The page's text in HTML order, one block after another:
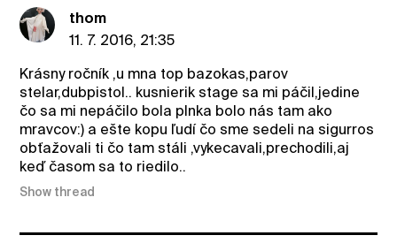
thom
11. 7. 2016, 21:35
Krásny ročník ,u mna top bazokas,parov
stelar,dubpistol.. kusnierik stage sa mi páčil,jedine
čo sa mi nepáčilo bola plnka bolo nás tam ako
mravcov:) a ešte kopu ľudí čo sme sedeli na sigurros
obťažovali ti čo tam stáli ,vykecavali,prechodili,aj
keď časom sa to riedilo..
Show thread